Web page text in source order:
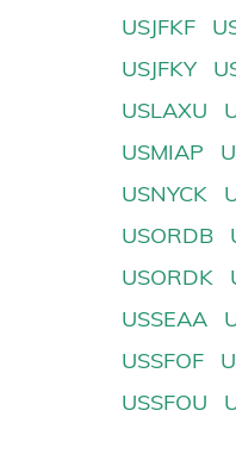
USJFKF
USJFKY
USLAXU
USMIAP
USNYCK
USORDB
USORDK
USSEAA
USSFOF
USSFOU